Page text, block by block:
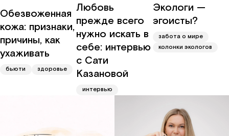
Обезвоженная
кожа: признаки,
причины, как
ухаживать
бьюти здоровье
Любовь
прежде всего
нужно искать в
себе: интервью
с Сати
Казановой
интервью
Экологи —
эгоисты?
забота о мире
колонки экологов